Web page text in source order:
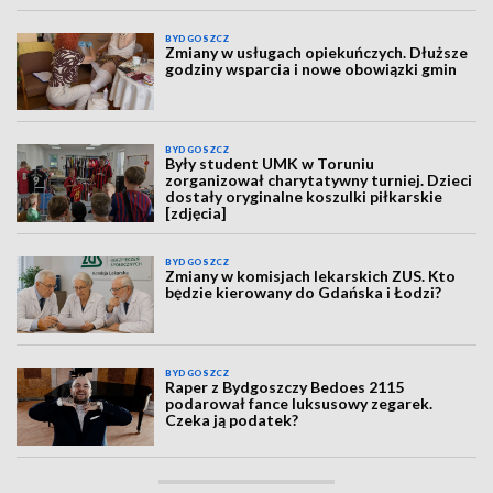
BYDGOSZCZ
Zmiany w usługach opiekuńczych. Dłuższe
godziny wsparcia i nowe obowiązki gmin
BYDGOSZCZ
Były student UMK w Toruniu
zorganizował charytatywny turniej. Dzieci
dostały oryginalne koszulki piłkarskie
[zdjęcia]
BYDGOSZCZ
Zmiany w komisjach lekarskich ZUS. Kto
będzie kierowany do Gdańska i Łodzi?
BYDGOSZCZ
Raper z Bydgoszczy Bedoes 2115
podarował fance luksusowy zegarek.
Czeka ją podatek?